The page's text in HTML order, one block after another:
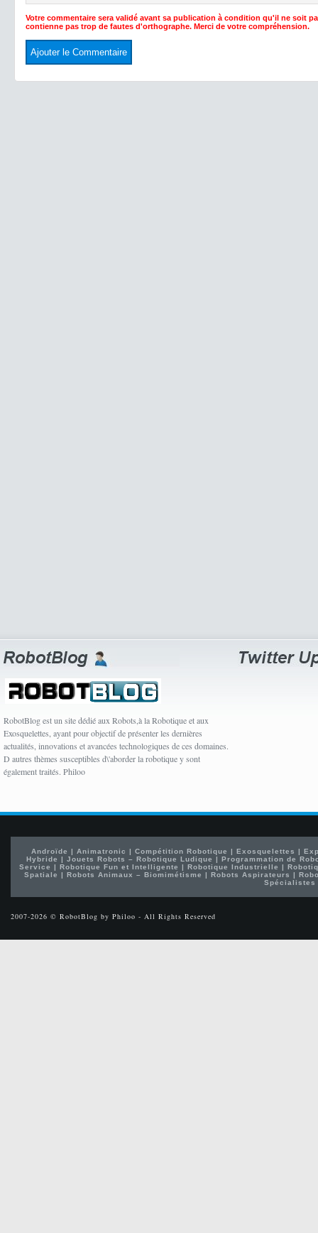
Votre commentaire sera validé avant sa publication à condition qu'il ne soit
contienne pas trop de fautes d'orthographe. Merci de votre compréhension.
RobotBlog est un site dédié aux Robots,à la Robotique et aux
Exosquelettes, ayant pour objectif de présenter les dernières
actualités, innovations et avancées technologiques de ces domaines.
D autres thèmes susceptibles d\'aborder la robotique y sont
également traités. Philoo
Androïde | Animatronic | Compétition Robotique | Exosquelettes |
Hybride |Jouets Robots – Robotique Ludique |Programmation de
Service | Robotique Fun et Intelligente | Robotique Industrielle |
Spatiale | Robots Animaux – Biomimétisme | Robots Aspirateurs |
Spécialistes
2007-2026 © RobotBlog by Philoo - All Rights Reserved